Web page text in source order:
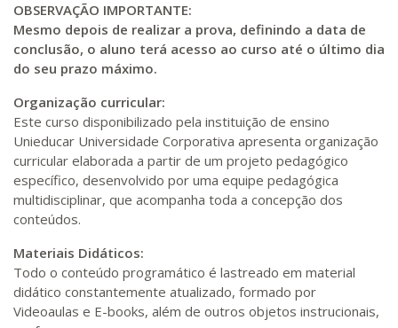
OBSERVAÇÃO IMPORTANTE:
Mesmo depois de realizar a prova, definindo a data de
conclusão, o aluno terá acesso ao curso até o último dia
do seu prazo máximo.
Organização curricular:
Este curso disponibilizado pela instituição de ensino
Unieducar Universidade Corporativa apresenta organização
curricular elaborada a partir de um projeto pedagógico
específico, desenvolvido por uma equipe pedagógica
multidisciplinar, que acompanha toda a concepção dos
conteúdos.
Materiais Didáticos:
Todo o conteúdo programático é lastreado em material
didático constantemente atualizado, formado por
Videoaulas e E-books, além de outros objetos instrucionais,